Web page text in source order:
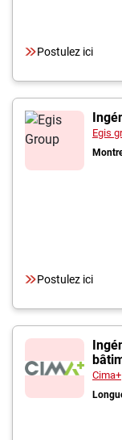
Postulez ici
Egis
Postulez ici
Cima+